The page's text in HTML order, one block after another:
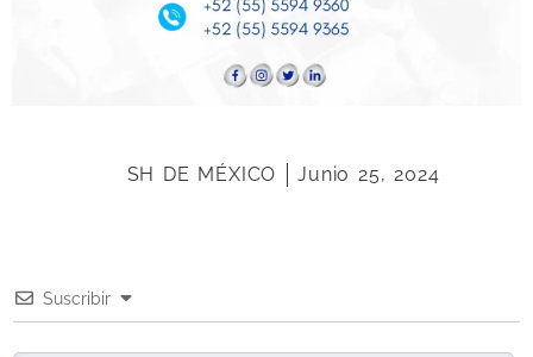
SH DE MÉXICO Junio 25, 2024
Suscribir